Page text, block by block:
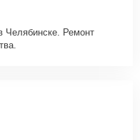
Челябинске. Ремонт